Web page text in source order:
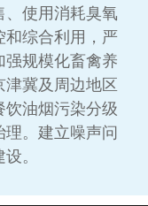
、使用消耗臭氧
和综合利用，严
强规模化畜禽养
冀及周边地区
饮油烟污染分级
。建立噪声问
。